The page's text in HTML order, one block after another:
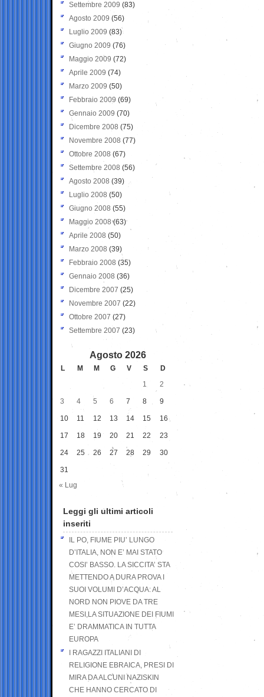
Settembre 2009 (83)
Agosto 2009 (56)
Luglio 2009 (83)
Giugno 2009 (76)
Maggio 2009 (72)
Aprile 2009 (74)
Marzo 2009 (50)
Febbraio 2009 (69)
Gennaio 2009 (70)
Dicembre 2008 (75)
Novembre 2008 (77)
Ottobre 2008 (67)
Settembre 2008 (56)
Agosto 2008 (39)
Luglio 2008 (50)
Giugno 2008 (55)
Maggio 2008(63)
Aprile 2008 (50)
Marzo 2008 (39)
Febbraio 2008 (35)
Gennaio 2008 (36)
Dicembre 2007 (25)
Novembre 2007 (22)
Ottobre 2007 (27)
Settembre 2007 (23)
Agosto 2026
L M M G V S
D
1
2
3 4 5 6 7 8 9
10 11 12 13 14 15 16
17 18 19 20 21 22 23
24 25 26 27 28 29 30
31
« Lug
Leggi gli ultimi articoli
inseriti
IL PO, FIUME PIU’ LUNGO
D’ITALIA, NON E’ MAI STATO
COSI’ BASSO. LA SICCITA’ STA
METTENDO A DURA PROVA I
SUOI VOLUMI D’ACQUA: AL
NORD NON PIOVE DA TRE
MESI,LA SITUAZIONE DEI FIUMI
E’ DRAMMATICA IN TUTTA
EUROPA
I RAGAZZI ITALIANI DI
RELIGIONE EBRAICA, PRESI DI
MIRA DA ALCUNI NAZISKIN
CHE HANNO CERCATO DI